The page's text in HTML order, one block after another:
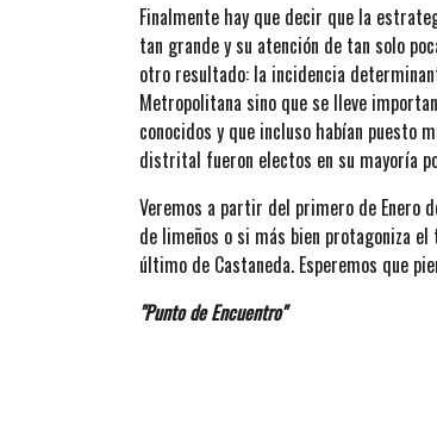
Finalmente hay que decir que la
tan grande y su atención de tan solo
otro resultado: la incidencia
Metropolitana sino que se lleve
conocidos y que incluso habían puesto
distrital fueron electos en su mayoría
Veremos a partir del primero de Enero
de limeños o si más bien protagoniza
último de Castaneda. Esperemos que
"Punto de Encuentro"